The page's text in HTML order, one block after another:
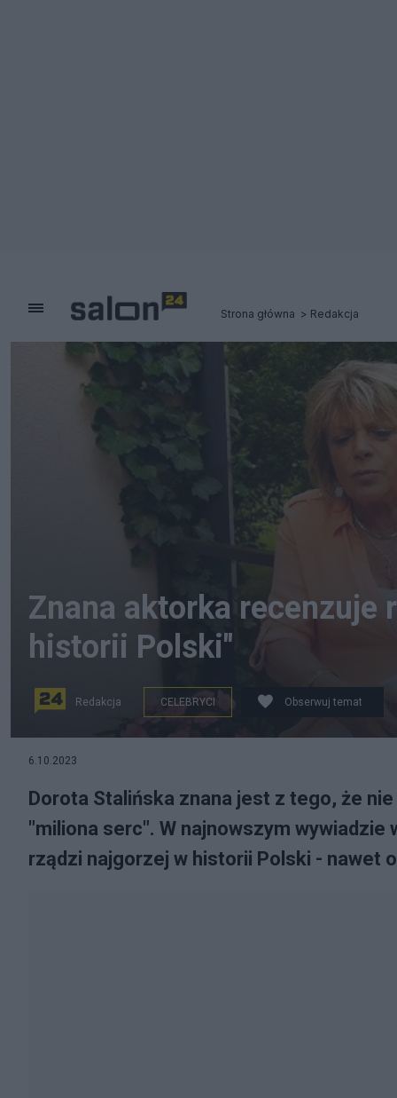
Strona główna Redakcja
Znana aktorka recenzuje
historii Polski"
Redakcja CELEBRYCI Obserwuj temat
6.10.2023
Dorota Stalińska znana jest z tego, że
"miliona serc". W najnowszym wywiadzie
rządzi najgorzej w historii Polski - nawet